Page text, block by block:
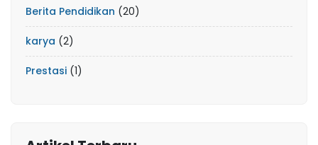
Berita Pendidikan (20)
karya (2)
Prestasi (1)